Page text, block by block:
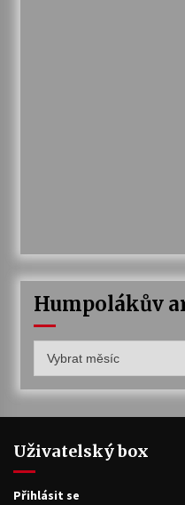
Humpolákův
archiv
Uživatelský box
Přihlásit se